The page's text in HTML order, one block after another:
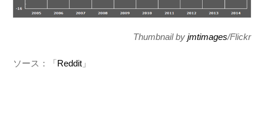
Thumbnail by jmtimages/Flickr
ソース：「Reddit 」